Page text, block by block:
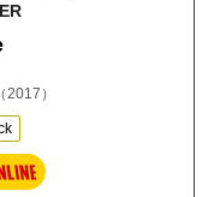
（2017）